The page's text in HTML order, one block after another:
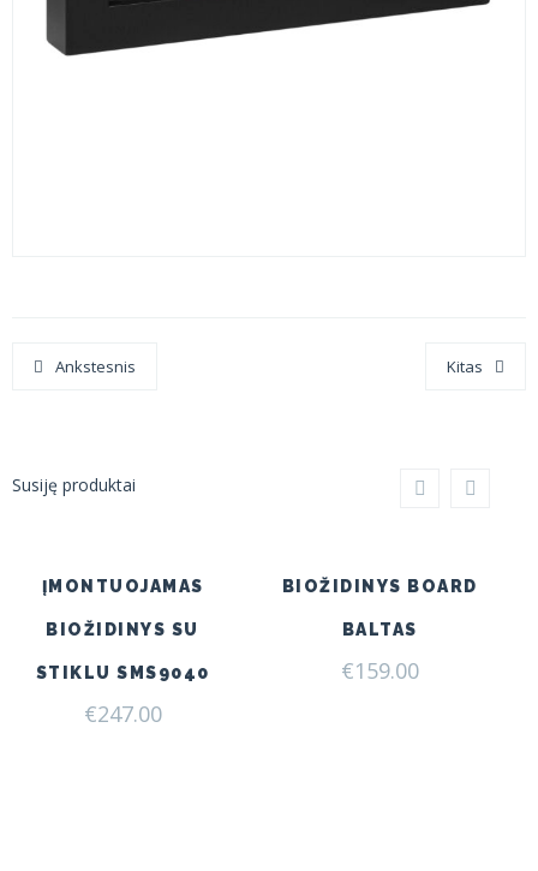
Ankstesnis Kitas
Susiję produktai
ĮMONTUOJAMAS
BIOŽIDINYS SU
STIKLU SMS9040
€247.00
BIOŽIDINYS BOARD
BALTAS
€159.00